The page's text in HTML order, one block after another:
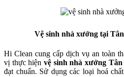
Vệ sinh nhà xưởng tại
Hi Clean cung cấp dịch vụ an toàn
vị thực hiện vệ sinh nhà xưởng
đạt chuẩn. Sử dụng các loại hoá